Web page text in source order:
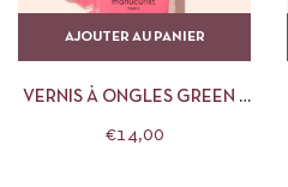
AJOUTER AU PANIER
VERNIS À ONGLES GREEN –
MANUCURIST
€14,00